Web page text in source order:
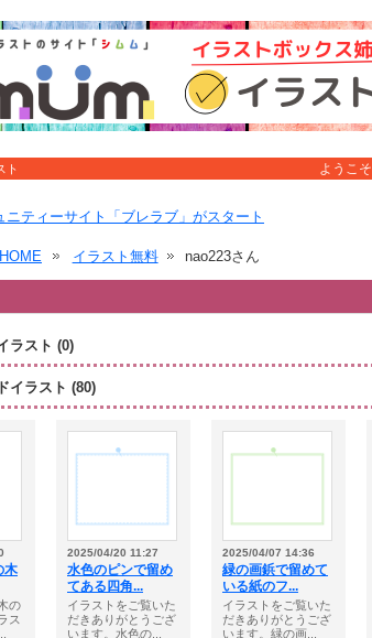
ト ようこそ
ニティーサイト「ブレラブ」がスタート
イラスト無料 nao223さん
ラスト (0)
イラスト (80)
木
の
ス
2025/04/20 11:27
水色のピンで留め
てある四角...
イラストをご覧いた
だきありがとうござ
います。水色の...
2025/04/07 14:36
緑の画鋲で留めて
いる紙のフ...
イラストをご覧いた
だきありがとうござ
います。緑の画...